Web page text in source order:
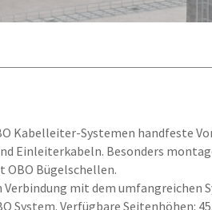
Kabelleiter-Systemen handfeste
Einleiterkabeln. Besonders
OBO Bügelschellen.
mit dem umfangreichen
System. Verfügbare Seitenhöhen: